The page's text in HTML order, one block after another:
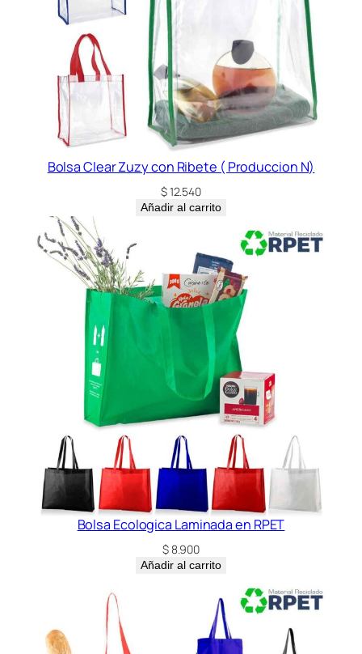
Bolsa Clear Zuzy con Ribete ( Produccion N)
$12.540
Añadir al carrito
Bolsa Ecologica Laminada en RPET
$8.900
Añadir al carrito